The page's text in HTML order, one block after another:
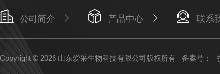
公司简介 产品中心 联系
Copyright © 2026 山东爱采生物科技有限公司版权所有 备案号：